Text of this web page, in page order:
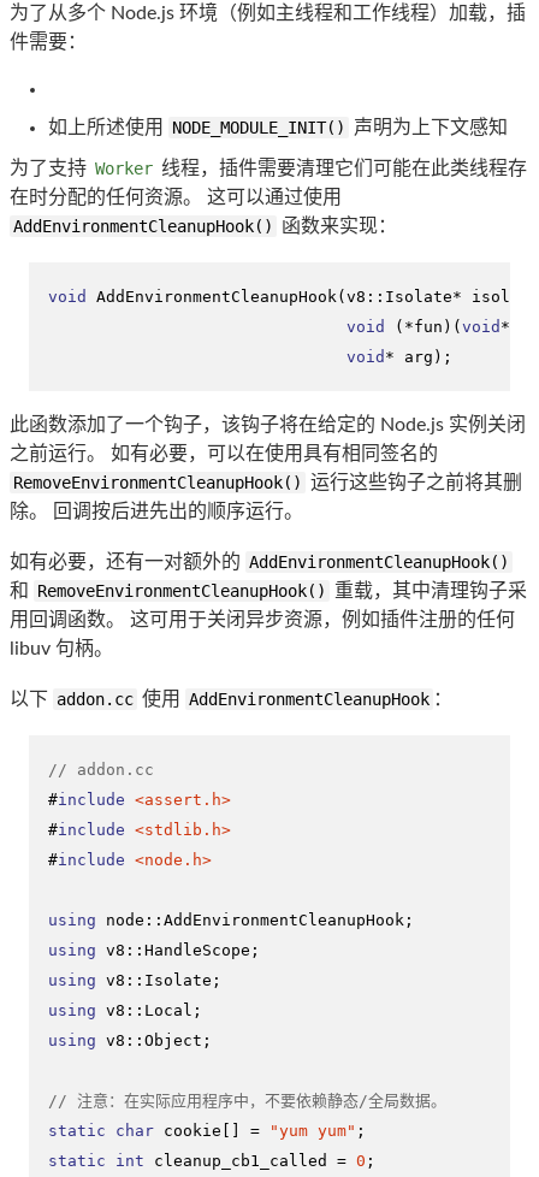
为了从多个 Node.js 环境（例如主线程和工作线程）加载，插
件需要：
如上所述使用 NODE_MODULE_INIT() 声明为上下文感知
为了支持 Worker 线程，插件需要清理它们可能在此类线程存
在时分配的任何资源。 这可以通过使用
AddEnvironmentCleanupHook()
函数来实现：
void AddEnvironmentCleanupHook (v8::Isolate*
void
(*fun)(void *
void * arg) ;
此函数添加了一个钩子，该钩子将在给定的 Node.js 实例关闭
之前运行。 如有必要，可以在使用具有相同签名的
RemoveEnvironmentCleanupHook() 运行这些钩子之前将其删
除。 回调按后进先出的顺序运行。
如有必要，还有一对额外的 AddEnvironmentCleanupHook()
和
RemoveEnvironmentCleanupHook()
重载，其中清理钩子采
用回调函数。 这可用于关闭异步资源，例如插件注册的任何
libuv 句柄。
以下 addon.cc 使用 AddEnvironmentCleanupHook ：
// addon.cc
#include <assert.h>
#include <stdlib.h>
#include <node.h>
using
using
using
using
using v8::Object;
// 注意：在实际应用程序中，不要依赖静态/全局数据。
static
char cookie[] = "yum yum"
static
int cleanup_cb1_called = 0